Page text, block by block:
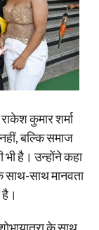
कुमार शर्मा
बल्कि समाज
भी है। उन्होंने कहा
साथ-साथ मानवता
के साथ